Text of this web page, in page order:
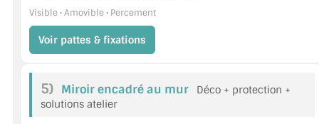
Visible • Amovible • Percement
Voir pattes & fixations
5) Miroir encadré au mur
Déco + protection +
solutions atelier